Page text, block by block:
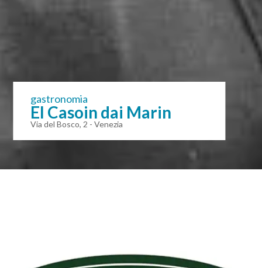
gastronomia
El Casoin dai Marin
Via del Bosco, 2 - Venezia